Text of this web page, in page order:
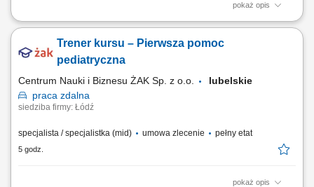
pokaż opis
Sprzedaż szerokiej gamy nowych i używanych pojazdów użytkowych
doradztwo dla klientów B2B w zakresie zarządzania flotą oraz
finansowania; Aktywne rozwijanie i pozyskiwanie nowych rynków
Trener kursu – Pierwsza pomoc
pediatryczna
Centrum Nauki i Biznesu ŻAK Sp. z o.o.
lubelskie
praca zdalna
siedziba firmy: Łódź
specjalista / specjalistka (mid) umowa zlecenie pełny etat
5 godz.
pokaż opis